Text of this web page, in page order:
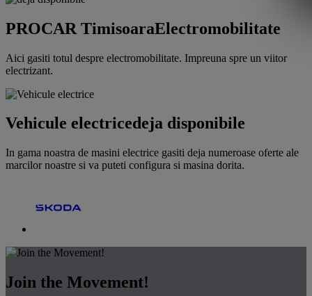
PROCAR TimisoaraElectromobilitate
Aici gasiti totul despre electromobilitate. Impreuna spre un viitor
electrizant.
Vehicule electricedeja disponibile
In gama noastra de masini electrice gasiti deja numeroase oferte ale
marcilor noastre si va puteti configura si masina dorita.
Join the Movement!